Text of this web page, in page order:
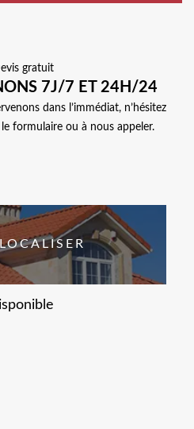
7J/7 ET 24H/24
dans l’immédiat, n’hésitez
formulaire ou à nous appeler.